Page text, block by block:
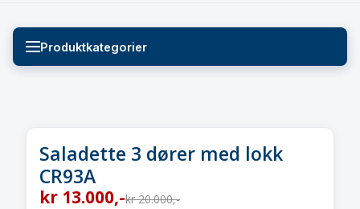
Produktkategorier
Saladette 3 dører med lokk
CR93A
kr 13.000,-kr20.000,-